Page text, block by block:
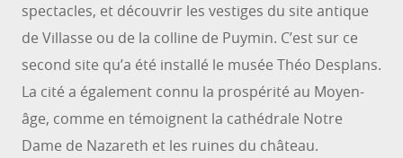
spectacles, et découvrir les vestiges du site antique
de Villasse ou de la colline de Puymin. C’est sur ce
second site qu’a été installé le musée Théo Desplans.
La cité a également connu la prospérité au Moyen-
âge, comme en témoignent la cathédrale Notre
Dame de Nazareth et les ruines du château.